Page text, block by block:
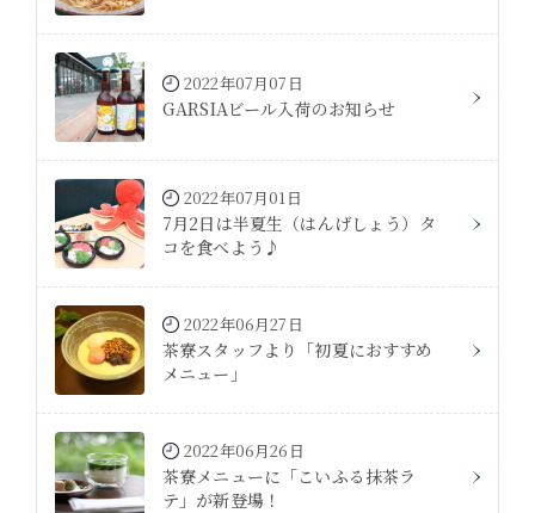
2022年07月07日
GARSIAビール入荷のお知らせ
2022年07月01日
7月2日は半夏生（はんげしょう）タ
コを食べよう♪
2022年06月27日
茶寮スタッフより「初夏におすすめ
メニュー」
2022年06月26日
茶寮メニューに「こいふる抹茶ラ
テ」が新登場！